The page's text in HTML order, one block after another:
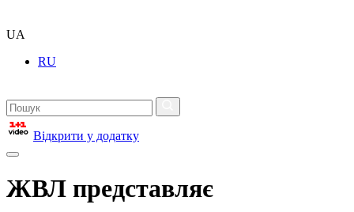
UA
RU
Відкрити у додатку
ЖВЛ представляє